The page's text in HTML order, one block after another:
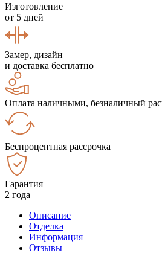
Изготовление
от 5 дней
Замер, дизайн
и доставка бесплатно
Оплата наличными, безналичный
Беспроцентная рассрочка
Гарантия
2 года
Описание
Отделка
Информация
Отзывы